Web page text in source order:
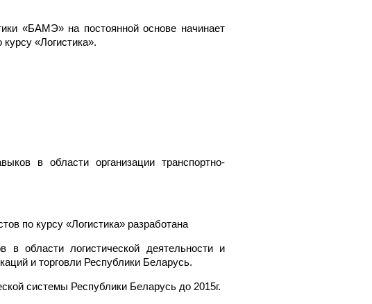
«БАМЭ» на постоянной основе начинает
«Логистика».
в области организации транспортно-
по курсу «Логистика» разработана
логистической деятельности и
и торговли Республики Беларусь.
системы Республики Беларусь до 2015г.